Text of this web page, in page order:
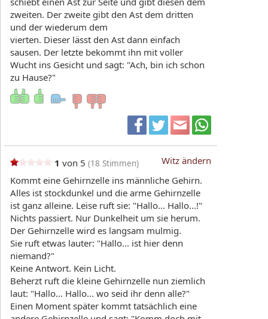
zweiten. Der zweite gibt den Ast dem dritten
und der wiederum dem
vierten. Dieser lässt den Ast dann einfach
sausen. Der letzte bekommt ihn mit voller
Wucht ins Gesicht und sagt: "Ach, bin ich schon
zu Hause?"
Witz ändern
1 von 5 (18 Stimmen)
Kommt eine Gehirnzelle ins männliche Gehirn.
Alles ist stockdunkel und die arme Gehirnzelle
ist ganz alleine. Leise ruft sie: "Hallo... Hallo...!"
Nichts passiert. Nur Dunkelheit um sie herum.
Der Gehirnzelle wird es langsam mulmig.
Sie ruft etwas lauter: "Hallo... ist hier denn
niemand?"
Keine Antwort. Kein Licht.
Beherzt ruft die kleine Gehirnzelle nun ziemlich
laut: "Hallo... Hallo... wo seid ihr denn alle?"
Einen Moment später kommt tatsächlich eine